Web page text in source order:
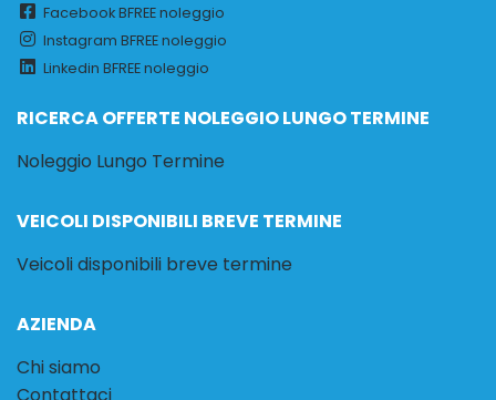
Facebook BFREE noleggio
Instagram BFREE noleggio
Linkedin BFREE noleggio
RICERCA OFFERTE NOLEGGIO LUNGO TERMINE
Noleggio Lungo Termine
VEICOLI DISPONIBILI BREVE TERMINE
Veicoli disponibili breve termine
AZIENDA
Chi siamo